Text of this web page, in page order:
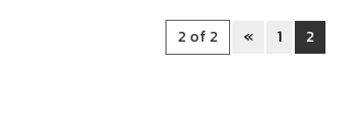
2 of 2 « 1 2